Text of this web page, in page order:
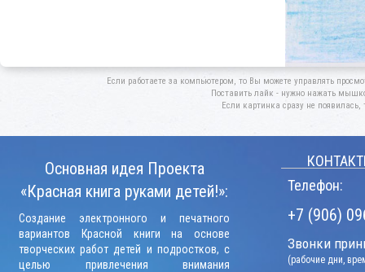
Если работаете за компьютером, то Вы можете управлять
Поставить лайк - нужно нажать
Если картинка сразу не появилась,
Основная идея Проекта
«Красная книга руками детей!»:
Создание электронного и печатного
вариантов Красной книги на основе
творческих работ детей и подростков, с
целью привлечения внимания
Телефон:
+7 (906)
Звонки
(рабочие дни,